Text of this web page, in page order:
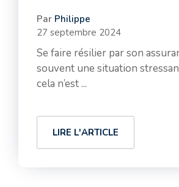
Par Philippe
27 septembre 2024
Se faire résilier par son
souvent une situation
cela n’est ...
LIRE L'ARTICLE